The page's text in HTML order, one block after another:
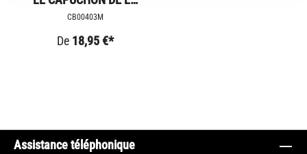
BOSSE
CB00403M
De 18,95 €*
Assistance téléphonique